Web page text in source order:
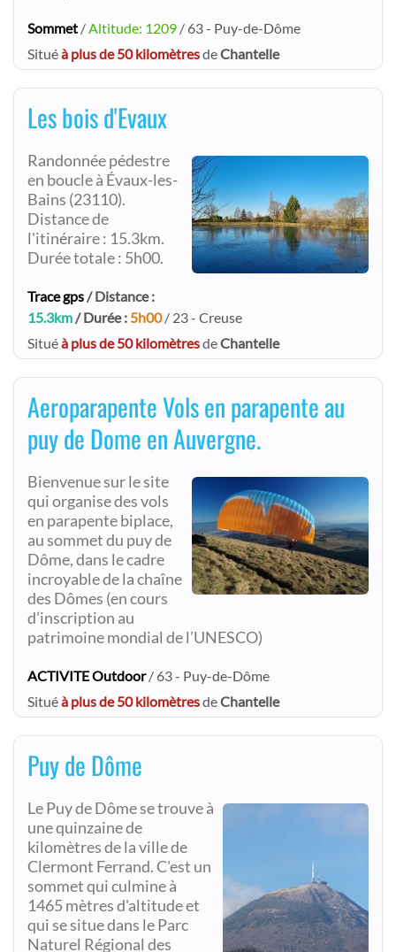
Sommet /Altitude: 1209 / 63 - Puy-de-Dôme
Situéà plus de 50 kilomètresdeChantelle
Les bois d'Evaux
Randonnée pédestre
en boucle à Évaux-les-
Bains (23110).
Distance de
l'itinéraire : 15.3km.
Durée totale : 5h00.
Trace gps/ Distance :
15.3km/ Durée : 5h00/ 23 - Creuse
Situéà plus de 50 kilomètresdeChantelle
Aeroparapente Vols en parapente au
puy de Dome en Auvergne.
Bienvenue sur le site
qui organise des vols
en parapente biplace,
au sommet du puy de
Dôme, dans le cadre
incroyable de la chaîne
des Dômes (en cours
d’inscription au
patrimoine mondial de l’UNESCO)
ACTIVITE Outdoor/ 63 - Puy-de-Dôme
Situéà plus de 50 kilomètresdeChantelle
Puy de Dôme
Le Puy de Dôme se trouve à
une quinzaine de
kilomètres de la ville de
Clermont Ferrand. C'est un
sommet qui culmine à
1465 mètres d'altitude et
qui se situe dans le Parc
Naturel Régional des